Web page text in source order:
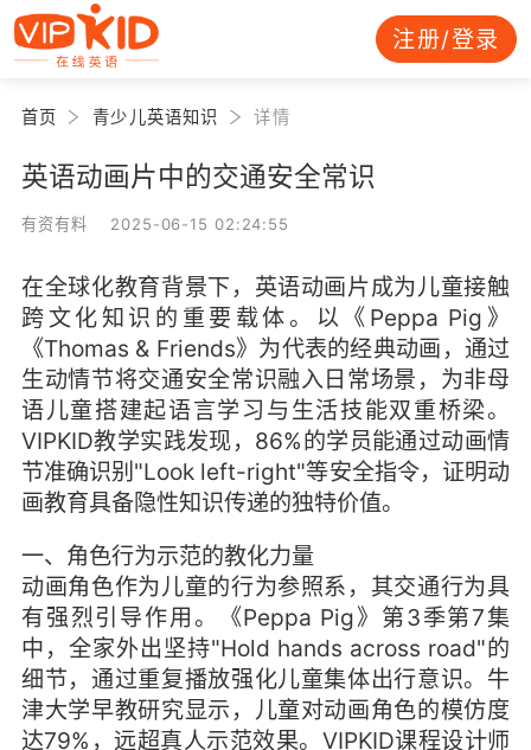
注册/登录
首页 青少儿英语知识 详情
英语动画片中的交通安全常识
有资有料 2025-06-15 02:24:55
在全球化教育背景下，英语动画片成为儿童接触
跨文化知识的重要载体。以《Peppa Pig》
《Thomas & Friends》为代表的经典动画，通过
生动情节将交通安全常识融入日常场景，为非母
语儿童搭建起语言学习与生活技能双重桥梁。
VIPKID教学实践发现，86%的学员能通过动画情
节准确识别"Look left-right"等安全指令，证明动
画教育具备隐性知识传递的独特价值。
一、角色行为示范的教化力量
动画角色作为儿童的行为参照系，其交通行为具
有强烈引导作用。《Peppa Pig》第3季第7集
中，全家外出坚持"Hold hands across road"的
细节，通过重复播放强化儿童集体出行意识。牛
津大学早教研究显示，儿童对动画角色的模仿度
达79%，远超真人示范效果。VIPKID课程设计师